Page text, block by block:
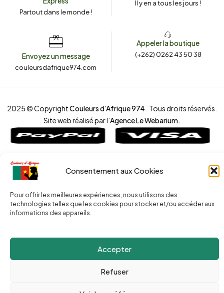
Consentement aux Cookies
Pour offrir les meilleures expériences, nous utilisons des
technologies telles que les cookies pour stocker et/ou accéder aux
informations des appareils.
Accepter
Refuser
Partout dans le monde !
Il y en a tous les jours !
Envoyez un message
couleursdafrique974.com
Appeler la boutique
(+262) 0262 43 50 38
2025 © CopyrightCouleurs d’Afrique 974 . Tous droits réservés.
Site web réalisé par l’Agence Le Webarium.
Compare(0)
Compare